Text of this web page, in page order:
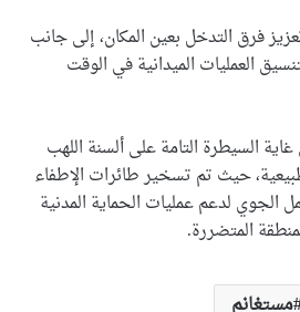
فرق التدخل بعين المكان، إلى جانب
العمليات الميدانية في الوقت
السيطرة التامة على ألسنة اللهب
حيث تم تسخير طائرات الإطفاء
الجوي لدعم عمليات الحماية المدنية
المتضررة.
مستغانم